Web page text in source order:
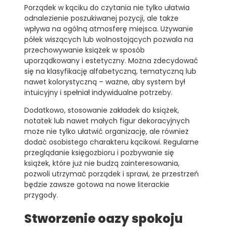
Porządek w kąciku do czytania nie tylko ułatwia
odnalezienie poszukiwanej pozycji, ale także
wpływa na ogólną atmosferę miejsca. Używanie
półek wiszących lub wolnostojących pozwala na
przechowywanie książek w sposób
uporządkowany i estetyczny. Można zdecydować
się na klasyfikację alfabetyczną, tematyczną lub
nawet kolorystyczną – ważne, aby system był
intuicyjny i spełniał indywidualne potrzeby.
Dodatkowo, stosowanie zakładek do książek,
notatek lub nawet małych figur dekoracyjnych
może nie tylko ułatwić organizację, ale również
dodać osobistego charakteru kącikowi. Regularne
przeglądanie księgozbioru i pozbywanie się
książek, które już nie budzą zainteresowania,
pozwoli utrzymać porządek i sprawi, że przestrzeń
będzie zawsze gotowa na nowe literackie
przygody.
Stworzenie oazy spokoju